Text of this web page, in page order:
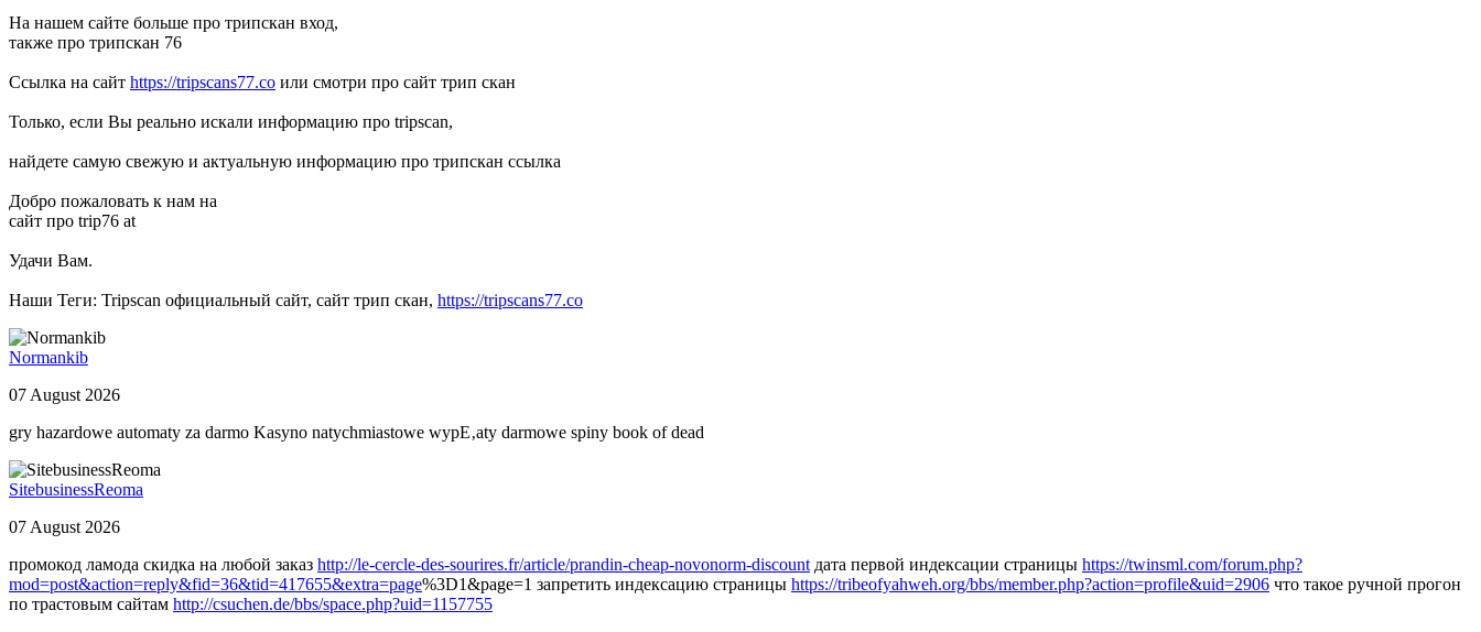
На нашем сайте больше про трипскан вход,
также про трипскан 76
Ссылка на сайт https://tripscans77.co или смотри про сайт трип скан
Только, если Вы реально искали информацию про tripscan,
найдете самую свежую и актуальную информацию про трипскан ссылка
Добро пожаловать к нам на
сайт про trip76 at
Удачи Вам.
Наши Теги: Tripscan официальный сайт, сайт трип скан, https://tripscans77.co
Normankib
07 August 2026
gry hazardowe automaty za darmo Kasyno natychmiastowe wypЕ‚aty darmowe spiny book of dead
SitebusinessReoma
07 August 2026
промокод ламода скидка на любой заказ http://le-cercle-des-sourires.fr/article/prandin-cheap-novonorm-discount дата первой индексации страницы https://twinsml.com/forum.php?
mod=post&action=reply&fid=36&tid=417655&extra=page%3D1&page=1 запретить индексацию страницы https://tribeofyahweh.org/bbs/member.php?action=profile&uid=2906 что такое ручной прогон
по трастовым сайтам http://csuchen.de/bbs/space.php?uid=1157755